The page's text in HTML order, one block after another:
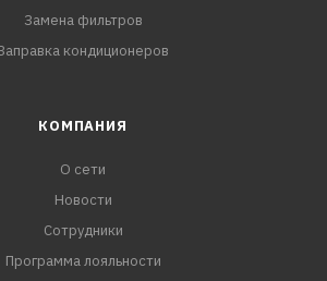
Замена фильтров
кондиционеров
КОМПАНИЯ
О сети
Новости
Сотрудники
Программа лояльности